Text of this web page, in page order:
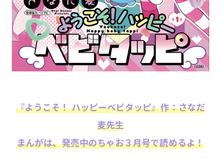
『ようこそ！ ハッピーベビタッピ』作：さなだ
麦先生
まんがは、発売中のちゃお３月号で読めるよ！